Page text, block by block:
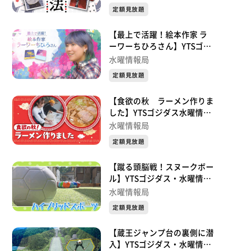
定額見放題
【最上で活躍！絵本作家 ラ
ーワーちひろさん】YTSゴジ
ダス水曜情報局
水曜情報局
定額見放題
【食欲の秋 ラーメン作りま
した】YTSゴジダス水曜情報
局
水曜情報局
定額見放題
【蹴る頭脳戦！スヌークボー
ル】YTSゴジダス・水曜情報
局
水曜情報局
定額見放題
【蔵王ジャンプ台の裏側に潜
入】YTSゴジダス・水曜情報